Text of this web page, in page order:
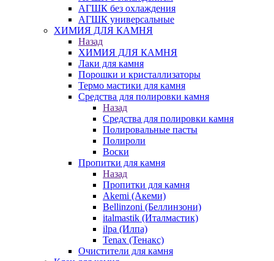
АГШК без охлаждения
АГШК универсальные
ХИМИЯ ДЛЯ КАМНЯ
Назад
ХИМИЯ ДЛЯ КАМНЯ
Лаки для камня
Порошки и кристаллизаторы
Термо мастики для камня
Средства для полировки камня
Назад
Средства для полировки камня
Полировальные пасты
Полироли
Воски
Пропитки для камня
Назад
Пропитки для камня
Akemi (Акеми)
Bellinzoni (Беллинзони)
italmastik (Италмастик)
ilpa (Илпа)
Tenax (Тенакс)
Очистители для камня